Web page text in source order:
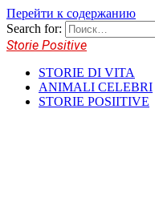
Перейти к содержанию
Search for:
Storie Positive
STORIE DI VITA
ANIMALI CELEBRI
STORIE POSIITIVE